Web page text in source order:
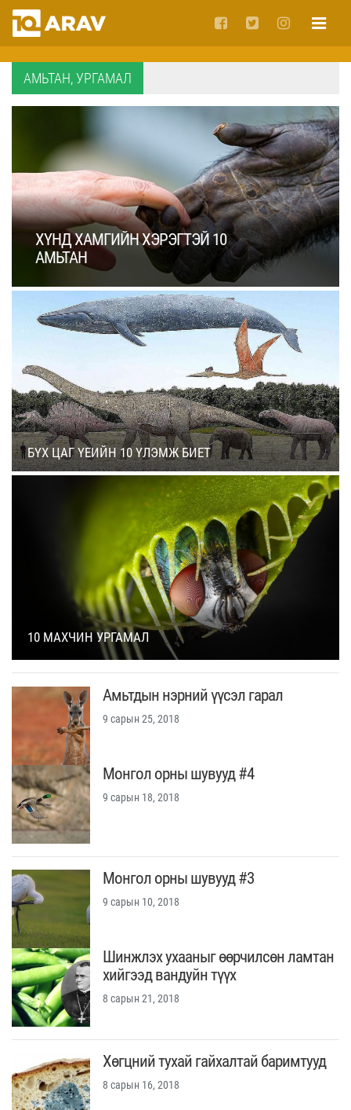
АМЬТАН, УРГАМАЛ
ХҮНД ХАМГИЙН ХЭРЭГТЭЙ 10
АМЬТАН
БҮХ ЦАГ ҮЕИЙН 10 ҮЛЭМЖ БИЕТ
10 МАХЧИН УРГАМАЛ
Амьтдын нэрний үүсэл гарал
9 сарын 25, 2018
Монгол орны шувууд #4
9 сарын 18, 2018
Монгол орны шувууд #3
9 сарын 10, 2018
Шинжлэх ухааныг өөрчилсөн ламтан
хийгээд вандуйн түүх
8 сарын 21, 2018
Хөгцний тухай гайхалтай баримтууд
8 сарын 16, 2018